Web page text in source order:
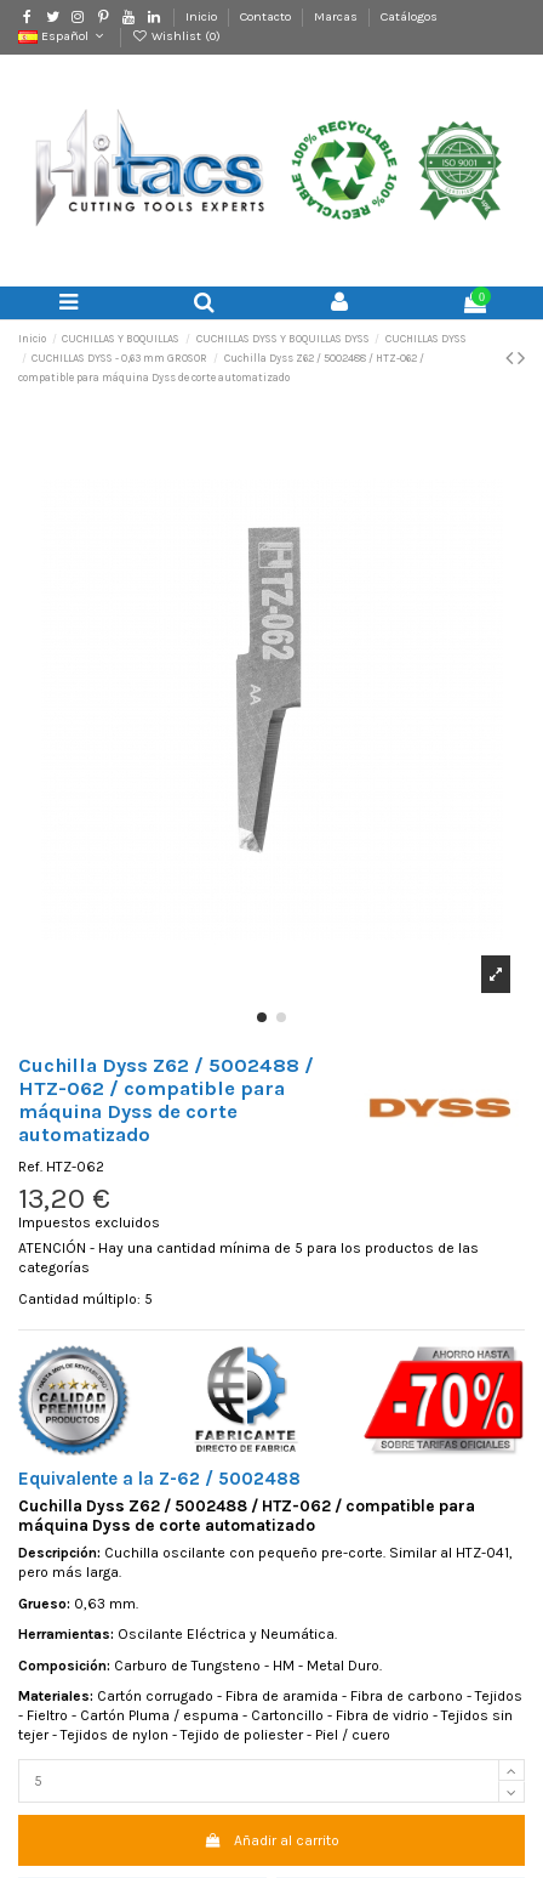
Inicio Contacto Marcas
Catálogos
Español
Wishlist (0)
0
Inicio CUCHILLAS Y BOQUILLAS CUCHILLAS DYSS Y BOQUILLAS DYSS
CUCHILLAS DYSS
CUCHILLAS DYSS - 0,63 mm GROSOR
Cuchilla Dyss Z62 / 5002488 / HTZ-062 /
compatible para máquina Dyss de corte automatizado
Cuchilla Dyss Z62 / 5002488 /
HTZ-062 / compatible para
máquina Dyss de corte
automatizado
Ref. HTZ-062
13,20 €
Impuestos excluidos
ATENCIÓN - Hay una cantidad mínima de 5 para los productos de las
categorías
Cantidad múltiplo: 5
Equivalente a la Z-62 / 5002488
Cuchilla Dyss Z62 / 5002488 / HTZ-062 / compatible para
máquina Dyss de corte automatizado
Descripción: Cuchilla oscilante con pequeño pre-corte. Similar al HTZ-041,
pero más larga.
Grueso: 0,63 mm.
Herramientas: Oscilante Eléctrica y Neumática.
Composición: Carburo de Tungsteno - HM - Metal Duro.
Materiales: Cartón corrugado - Fibra de aramida - Fibra de carbono - Tejidos
- Fieltro - Cartón Pluma / espuma - Cartoncillo - Fibra de vidrio - Tejidos sin
tejer - Tejidos de nylon - Tejido de poliester - Piel / cuero
Añadir al carrito